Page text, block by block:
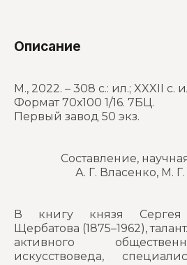
Описание
М., 2022. – 308 с.: ил.; XXXII с.
Формат 70х100 1/16. 7БЦ.
Первый завод 50 экз.
Составление,
А. Г. Власенко, М.
В книгу князя Сергея
Щербатова (1875–1962),
активного
искусствоведа,